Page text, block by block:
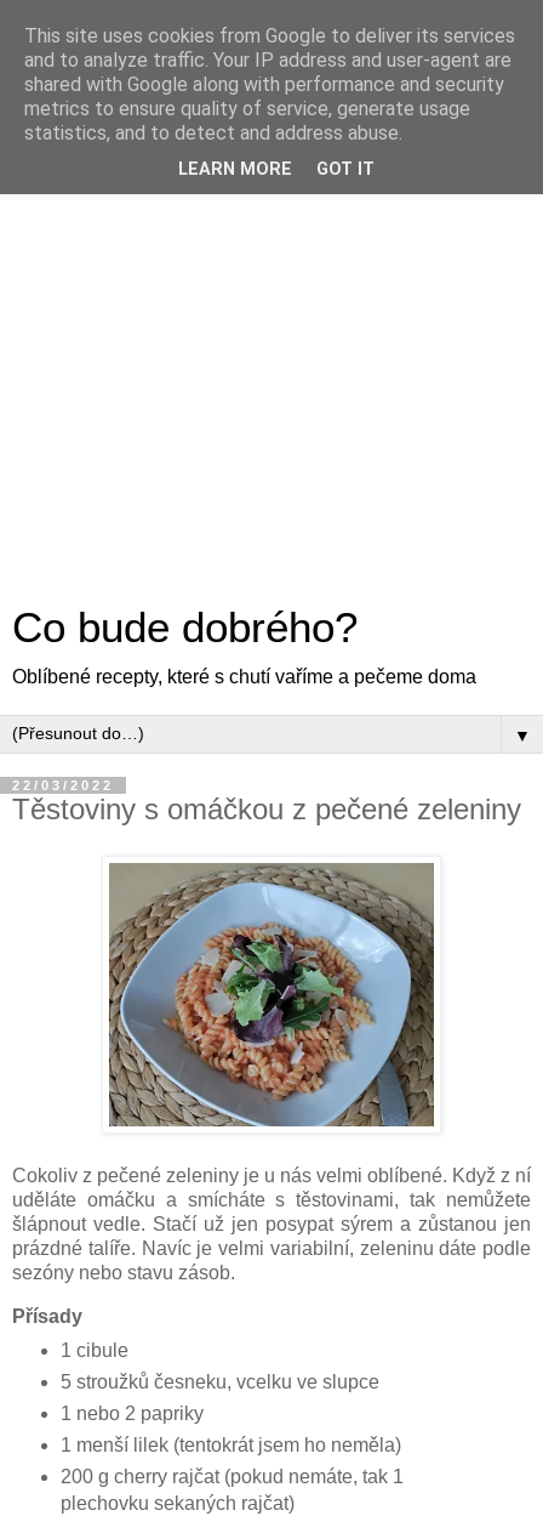
Co bude dobrého?
Oblíbené recepty, které s chutí vaříme a pečeme doma
▼
22/03/2022
Těstoviny s omáčkou z pečené zeleniny
Cokoliv z pečené zeleniny je u nás velmi oblíbené. Když z ní
uděláte omáčku a smícháte s těstovinami, tak nemůžete
šlápnout vedle. Stačí už jen posypat sýrem a zůstanou jen
prázdné talíře. Navíc je velmi variabilní, zeleninu dáte podle
sezóny nebo stavu zásob.
Přísady
1 cibule
5 stroužků česneku, vcelku ve slupce
1 nebo 2 papriky
1 menší lilek (tentokrát jsem ho neměla)
200 g cherry rajčat (pokud nemáte, tak 1
plechovku sekaných rajčat)
This site uses cookies from Google to deliver its services
and to analyze traffic. Your IP address and user-agent are
shared with Google along with performance and security
metrics to ensure quality of service, generate usage
statistics, and to detect and address abuse.
LEARN MORE GOT IT